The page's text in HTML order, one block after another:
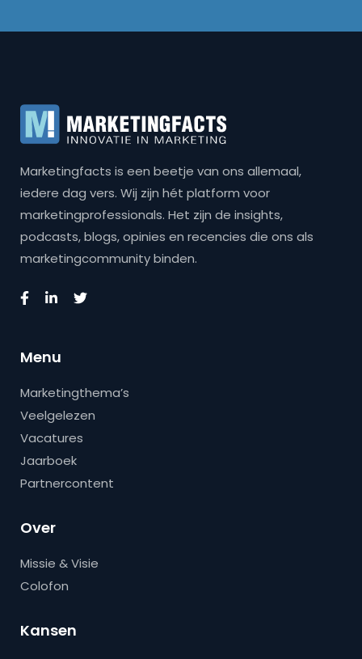
Marketingfacts is een beetje van ons allemaal,
iedere dag vers. Wij zijn hét platform voor
marketingprofessionals. Het zijn de insights,
podcasts, blogs, opinies en recencies die ons als
marketingcommunity binden.
Menu
Marketingthema’s
Veelgelezen
Vacatures
Jaarboek
Partnercontent
Over
Missie & Visie
Colofon
Kansen